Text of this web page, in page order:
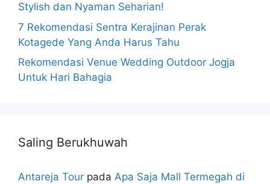
Stylish dan Nyaman Seharian!
7 Rekomendasi Sentra Kerajinan Perak
Kotagede Yang Anda Harus Tahu
Rekomendasi Venue Wedding Outdoor Jogja
Untuk Hari Bahagia
Saling Berukhuwah
Antareja Tour pada Apa Saja Mall Termegah di